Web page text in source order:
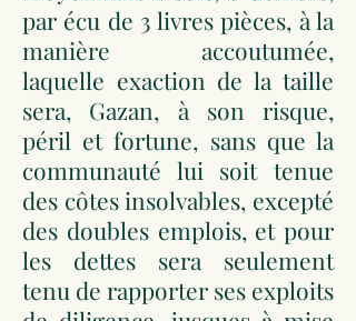
par écu de 3 livres pièces, à la
manière accoutumée,
laquelle exaction de la taille
sera, Gazan, à son risque,
péril et fortune, sans que la
communauté lui soit tenue
des côtes insolvables, excepté
des doubles emplois, et pour
les dettes sera seulement
tenu de rapporter ses exploits